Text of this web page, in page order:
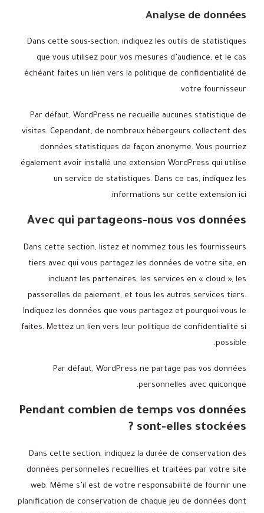
Analyse de données
Dans cette sous-section, indiquez les outils de statistiques
que vous utilisez pour vos mesures d’audience, et le cas
échéant faites un lien vers la politique de confidentialité de
votre fournisseur.
Par défaut, WordPress ne recueille aucunes statistique de
visites. Cependant, de nombreux hébergeurs collectent des
données statistiques de façon anonyme. Vous pourriez
également avoir installé une extension WordPress qui utilise
un service de statistiques. Dans ce cas, indiquez les
informations sur cette extension ici.
Avec qui partageons-nous vos données
Dans cette section, listez et nommez tous les fournisseurs
tiers avec qui vous partagez les données de votre site, en
incluant les partenaires, les services en « cloud », les
passerelles de paiement, et tous les autres services tiers.
Indiquez les données que vous partagez et pourquoi vous le
faites. Mettez un lien vers leur politique de confidentialité si
possible.
Par défaut, WordPress ne partage pas vos données
personnelles avec quiconque.
Pendant combien de temps vos données
sont-elles stockées ?
Dans cette section, indiquez la durée de conservation des
données personnelles recueillies et traitées par votre site
web. Même s’il est de votre responsabilité de fournir une
planification de conservation de chaque jeu de données dont